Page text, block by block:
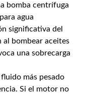
bomba centrífuga
agua
significativa del
al bombear aceites
una sobrecarga
más pesado
Si el motor no